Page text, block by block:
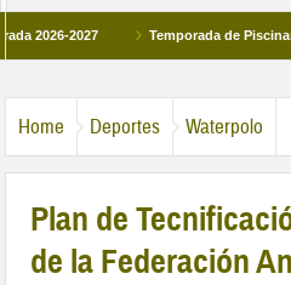
2027 Temporada de Piscinas
Home Deportes Waterpolo
Plan de
de la Federación